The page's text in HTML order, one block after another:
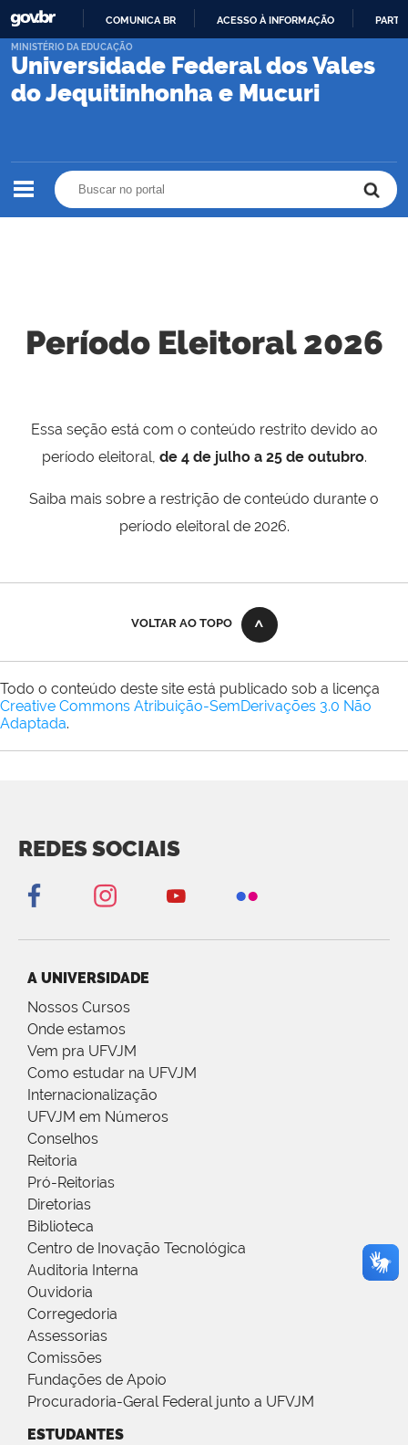
PARA
CONTEÚDO
COMUNICA BR ACESSO À INFORMAÇÃO
Universidade Federal dos Vales
do Jequitinhonha e Mucuri
MINISTÉRIO DA EDUCAÇÃO
Período Eleitoral 2026
Essa seção está com o conteúdo restrito devido ao
período eleitoral, de 4 de julho a 25 de outubro.
Saiba mais sobre a restrição de conteúdo durante o
período eleitoral de 2026.
VOLTAR AO TOPO
Todo o conteúdo deste site está publicado sob a licença
Creative Commons Atribuição-SemDerivações 3.0 Não
Adaptada.
REDES SOCIAIS
A UNIVERSIDADE
Nossos Cursos
Onde estamos
Vem pra UFVJM
Como estudar na UFVJM
Internacionalização
UFVJM em Números
Conselhos
Reitoria
Pró-Reitorias
Diretorias
Biblioteca
Centro de Inovação Tecnológica
Auditoria Interna
Ouvidoria
Corregedoria
Assessorias
Comissões
Fundações de Apoio
Procuradoria-Geral Federal junto a UFVJM
ESTUDANTES